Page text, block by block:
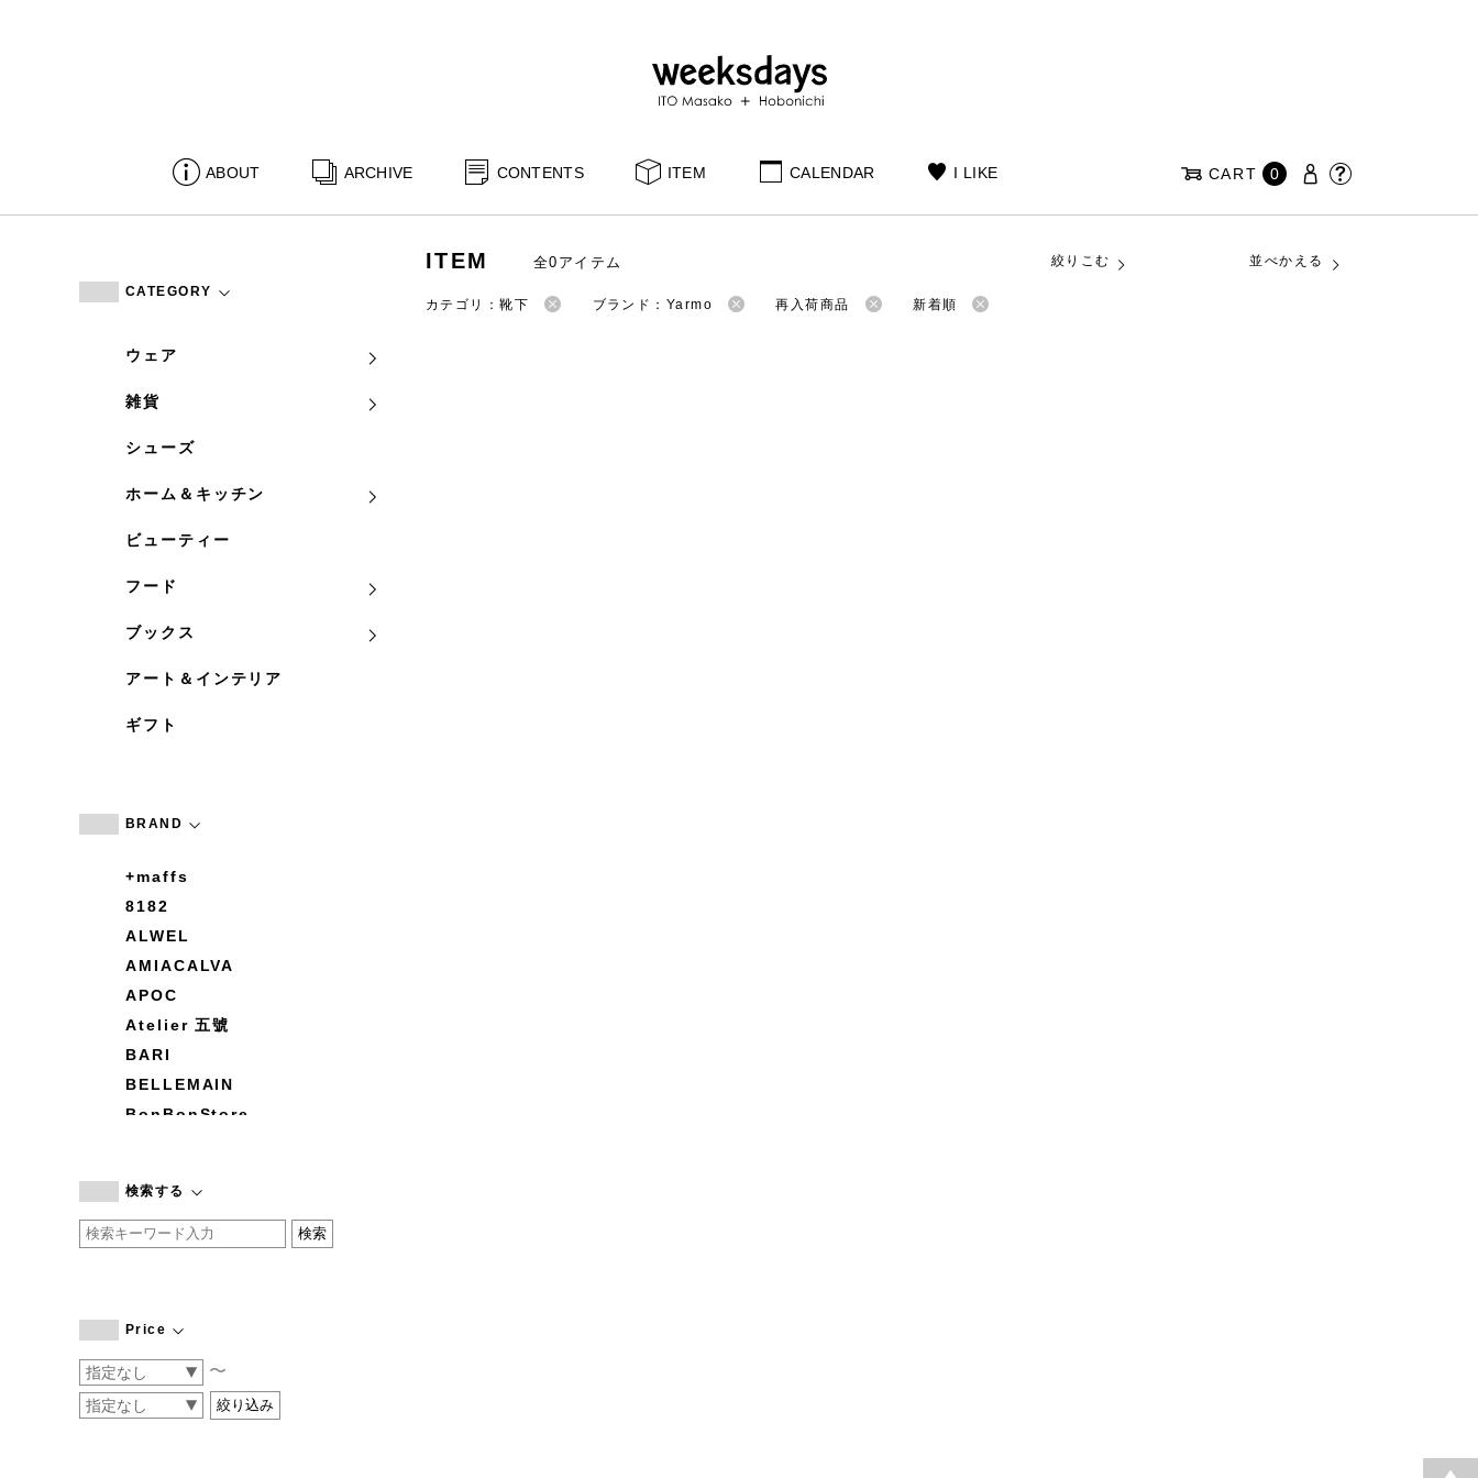
ABOUT ARCHIVE CONTENTS ITEM CALENDAR I LIKE CART 0
CATEGORY
ウェア
雑貨
シューズ
ホーム＆キッチン
ビューティー
フード
ブックス
アート＆インテリア
ギフト
BRAND
+maffs
8182
ALWEL
AMIACALVA
APOC
Atelier 五號
BARI
BELLEMAIN
BonBonStore
by basics
CATWORTH
COGTHEBIGSMOKE
CONVERSE
DEAN & DELUCA
検索する
Price
〜
ITEM 全0アイテム 絞りこむ 並べかえる
カテゴリ：靴下 ブランド：Yarmo 再入荷商品 新着順